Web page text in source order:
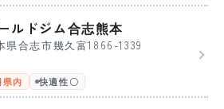
ルドジム合志熊本
県合志市幾久富1866-1339
県内 快適性〇